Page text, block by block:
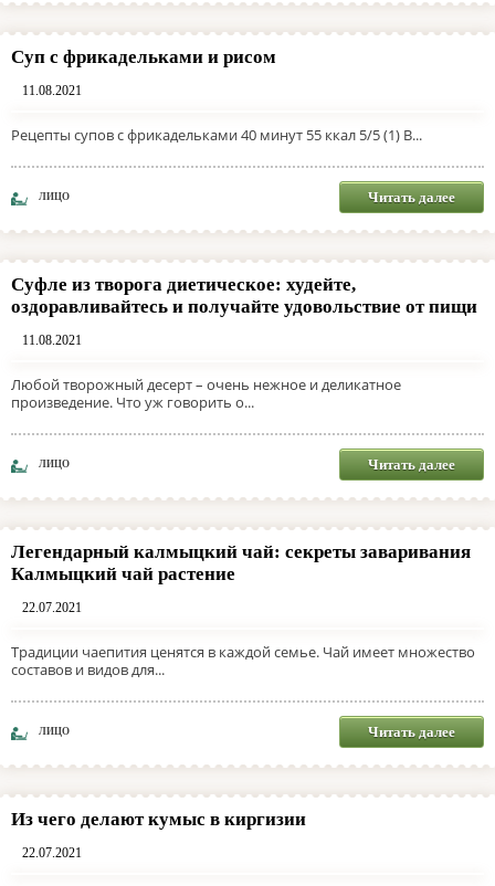
Суп с фрикадельками и рисом
11.08.2021
Рецепты супов с фрикадельками 40 минут 55 ккал 5/5 (1) В...
ЛИЦО Читать далее
Суфле из творога диетическое: худейте,
оздоравливайтесь и получайте удовольствие от пищи
11.08.2021
Любой творожный десерт – очень нежное и деликатное
произведение. Что уж говорить о...
ЛИЦО Читать далее
Легендарный калмыцкий чай: секреты заваривания
Калмыцкий чай растение
22.07.2021
Традиции чаепития ценятся в каждой семье. Чай имеет множество
составов и видов для...
ЛИЦО Читать далее
Из чего делают кумыс в киргизии
22.07.2021